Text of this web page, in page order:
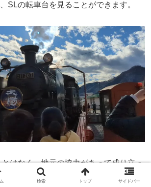
SLの転車台を見ることができます。
はなく、地元の協力があって成り立っ
うやって乗れること自体が奇跡です。
検索 トップ サイドバー